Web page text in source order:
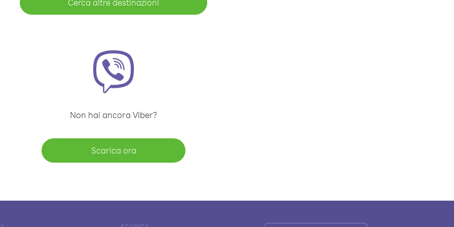
Cerca altre destinazioni
Non hai ancora Viber?
Scarica ora